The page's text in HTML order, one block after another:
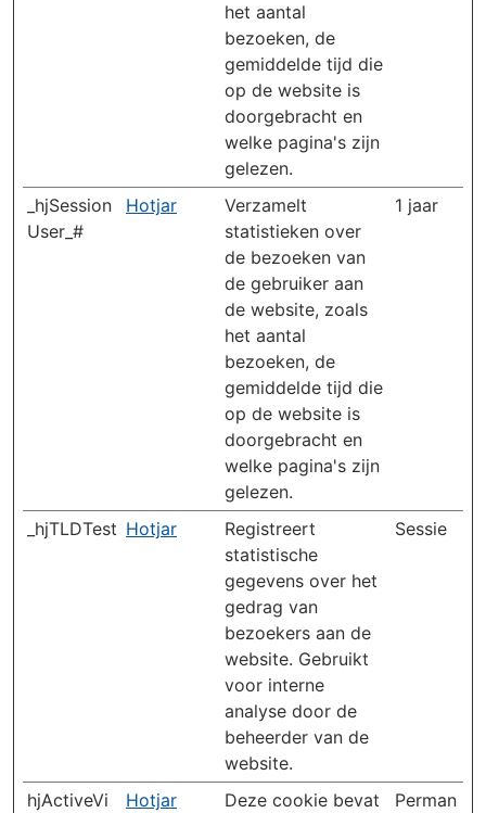
het aantal
bezoeken, de
gemiddelde tijd die
op de website is
doorgebracht en
welke pagina's zijn
gelezen.
_hjSession
User_#
Hotjar
Verzamelt
statistieken over
de bezoeken van
de gebruiker aan
de website, zoals
het aantal
bezoeken, de
gemiddelde tijd die
op de website is
doorgebracht en
welke pagina's zijn
gelezen.
1 jaar
_hjTLDTest Hotjar
Registreert
statistische
gegevens over het
gedrag van
bezoekers aan de
website. Gebruikt
voor interne
analyse door de
beheerder van de
website.
Sessie
hjActiveVi Hotjar Deze cookie bevat Perman